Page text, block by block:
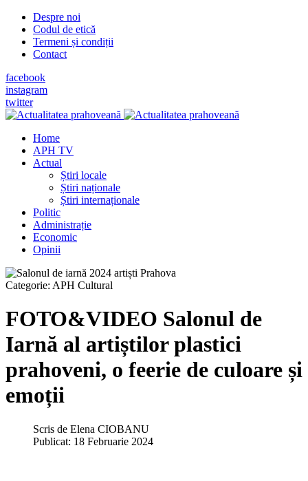
Despre noi
Codul de etică
Termeni și condiții
Contact
facebook
instagram
twitter
Home
APH TV
Actual
Știri locale
Știri naționale
Știri internaționale
Politic
Administrație
Economic
Opinii
Categorie: APH Cultural
FOTO&VIDEO Salonul de
Iarnă al artiștilor plastici
prahoveni, o feerie de culoare și
emoții
Scris de Elena CIOBANU
Publicat: 18 Februarie 2024